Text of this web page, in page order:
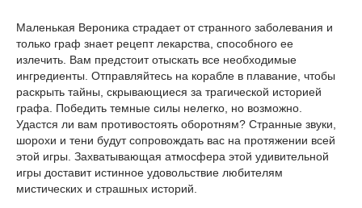
Маленькая Вероника страдает от странного заболевания и
только граф знает рецепт лекарства, способного ее
излечить. Вам предстоит отыскать все необходимые
ингредиенты. Отправляйтесь на корабле в плавание, чтобы
раскрыть тайны, скрывающиеся за трагической историей
графа. Победить темные силы нелегко, но возможно.
Удастся ли вам противостоять оборотням? Странные звуки,
шорохи и тени будут сопровождать вас на протяжении всей
этой игры. Захватывающая атмосфера этой удивительной
игры доставит истинное удовольствие любителям
мистических и страшных историй.